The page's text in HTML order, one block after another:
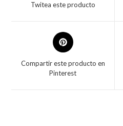
Twitea este producto
Compartir este producto en
Pinterest